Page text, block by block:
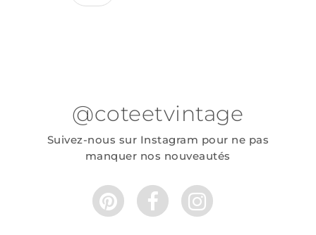
@coteetvintage
Suivez-nous sur Instagram pour ne pas
manquer nos nouveautés